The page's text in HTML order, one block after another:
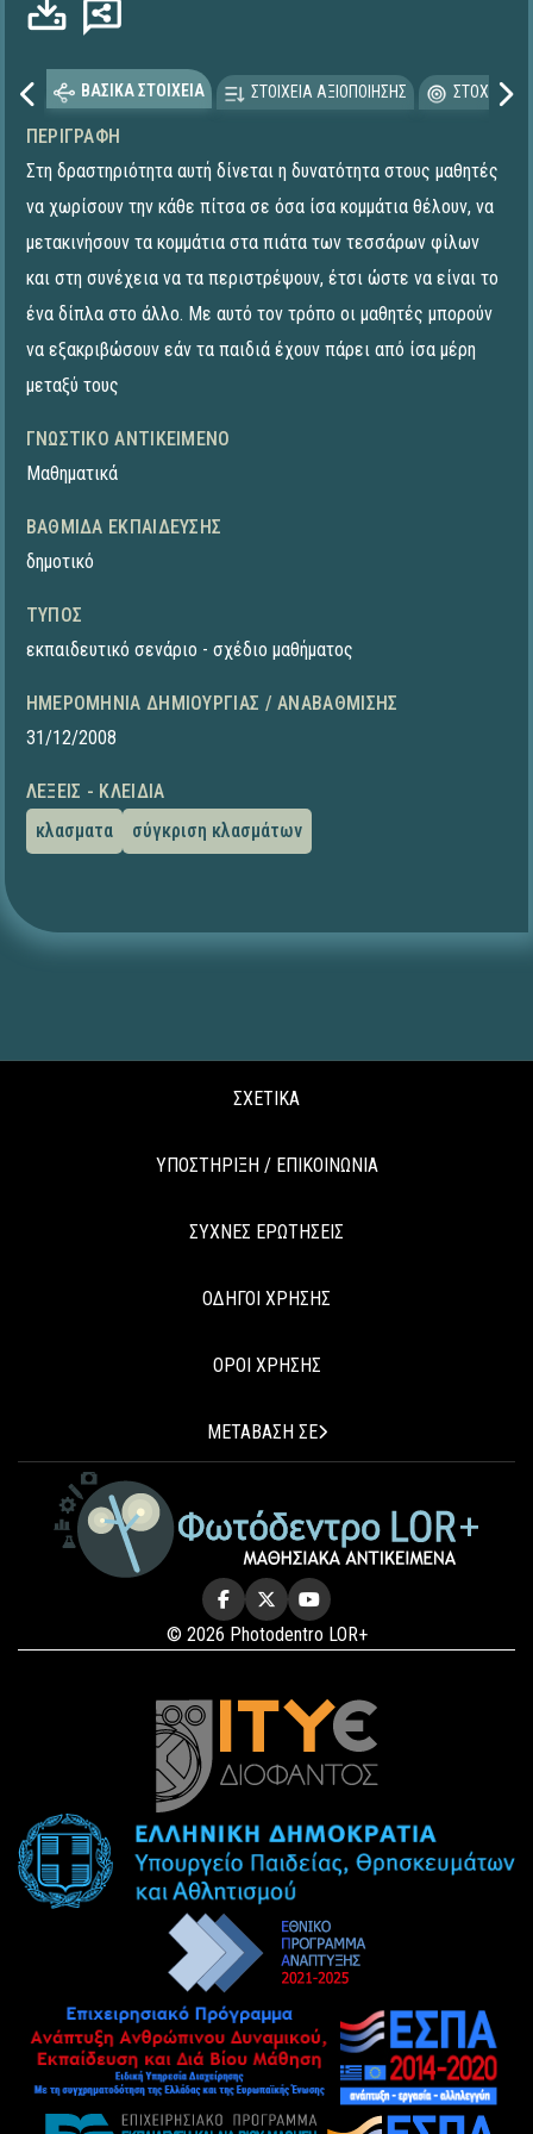
ΒΑΣΙΚΑ ΣΤΟΙΧΕΙΑ ΣΤΟΙΧΕΙΑ ΑΞΙΟΠΟΙΗΣΗΣ
ΠΕΡΙΓΡΑΦΉ
Στη δραστηριότητα αυτή δίνεται η δυνατότητα στους μαθητές
να χωρίσουν την κάθε πίτσα σε όσα ίσα κομμάτια θέλουν, να
μετακινήσουν τα κομμάτια στα πιάτα των τεσσάρων φίλων
και στη συνέχεια να τα περιστρέψουν, έτσι ώστε να είναι το
ένα δίπλα στο άλλο. Με αυτό τον τρόπο οι μαθητές μπορούν
να εξακριβώσουν εάν τα παιδιά έχουν πάρει από ίσα μέρη
μεταξύ τους
ΓΝΩΣΤΙΚΌ ΑΝΤΙΚΕΊΜΕΝΟ
Μαθηματικά
ΒΑΘΜΊΔΑ ΕΚΠΑΊΔΕΥΣΗΣ
δημοτικό
ΤΎΠΟΣ
εκπαιδευτικό σενάριο - σχέδιο μαθήματος
ΗΜΕΡΟΜΗΝΊΑ ΔΗΜΙΟΥΡΓΊΑΣ / ΑΝΑΒΆΘΜΙΣΗΣ
31/12/2008
ΛΈΞΕΙΣ - ΚΛΕΙΔΙΆ
κλασματα
σύγκριση κλασμάτων
ΣΧΕΤΙΚΑ
ΥΠΟΣΤΗΡΙΞΗ / ΕΠΙΚΟΙΝΩΝΙΑ
ΣΥΧΝΕΣ ΕΡΩΤΗΣΕΙΣ
ΟΔΗΓΟΙ ΧΡΗΣΗΣ
ΟΡΟΙ ΧΡΗΣΗΣ
ΜΕΤΑΒΑΣΗ ΣΕ
© 2026 Photodentro LOR+